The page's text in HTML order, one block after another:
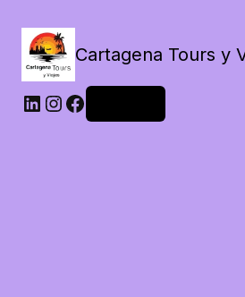
Cartagena Tours y
LinkedIn
Instagram
Facebook